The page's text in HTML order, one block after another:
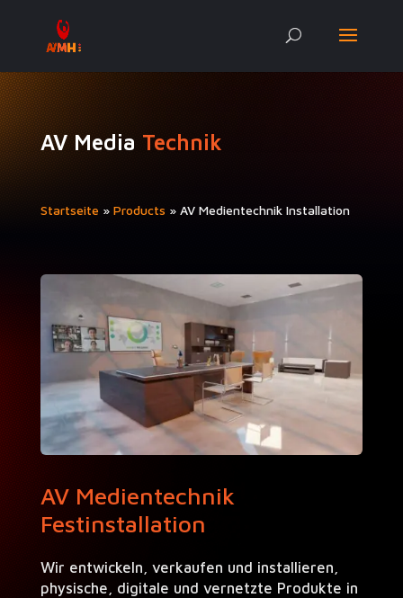
AV Media Technik
Start­seite » Prod­ucts » AV Medi­en­tech­nik Installation
AV Medientechnik
Festinstallation
Wir entwickeln, verkaufen und installieren,
physische, digitale und vernetzte Produkte in